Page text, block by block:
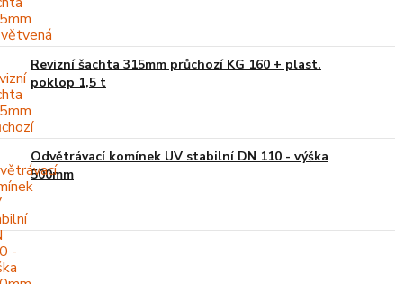
Revizní šachta 315mm průchozí KG 160 + plast.
poklop 1,5 t
Odvětrávací komínek UV stabilní DN 110 - výška
500mm